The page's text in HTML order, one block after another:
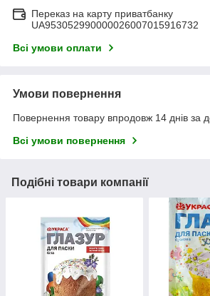
Переказ на карту приватбанку
UA953052990000026007015916732
Всі умови оплати
Умови повернення
Повернення товару впродовж 14 днів за
Всі умови повернення
Подібні товари компанії